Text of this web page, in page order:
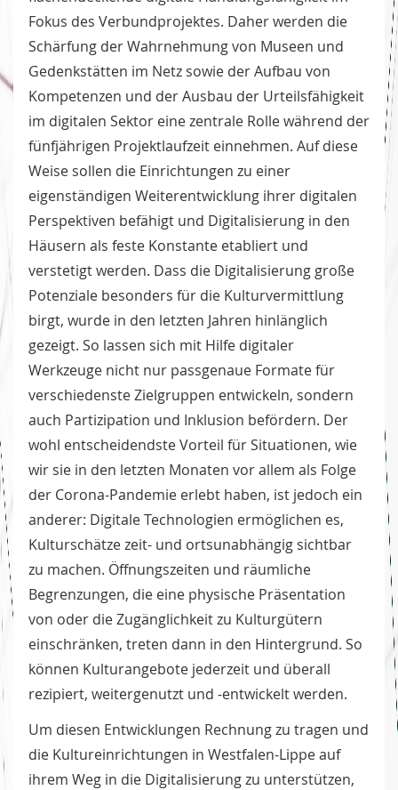
Fokus des Verbundprojektes. Daher werden die
Schärfung der Wahrnehmung von Museen und
Gedenkstätten im Netz sowie der Aufbau von
Kompetenzen und der Ausbau der Urteilsfähigkeit
im digitalen Sektor eine zentrale Rolle während der
fünfjährigen Projektlaufzeit einnehmen. Auf diese
Weise sollen die Einrichtungen zu einer
eigenständigen Weiterentwicklung ihrer digitalen
Perspektiven befähigt und Digitalisierung in den
Häusern als feste Konstante etabliert und
verstetigt werden. Dass die Digitalisierung große
Potenziale besonders für die Kulturvermittlung
birgt, wurde in den letzten Jahren hinlänglich
gezeigt. So lassen sich mit Hilfe digitaler
Werkzeuge nicht nur passgenaue Formate für
verschiedenste Zielgruppen entwickeln, sondern
auch Partizipation und Inklusion befördern. Der
wohl entscheidendste Vorteil für Situationen, wie
wir sie in den letzten Monaten vor allem als Folge
der Corona-Pandemie erlebt haben, ist jedoch ein
anderer: Digitale Technologien ermöglichen es,
Kulturschätze zeit- und ortsunabhängig sichtbar
zu machen. Öffnungszeiten und räumliche
Begrenzungen, die eine physische Präsentation
von oder die Zugänglichkeit zu Kulturgütern
einschränken, treten dann in den Hintergrund. So
können Kulturangebote jederzeit und überall
rezipiert, weitergenutzt und -entwickelt werden.
Um diesen Entwicklungen Rechnung zu tragen und
die Kultureinrichtungen in Westfalen-Lippe auf
ihrem Weg in die Digitalisierung zu unterstützen,